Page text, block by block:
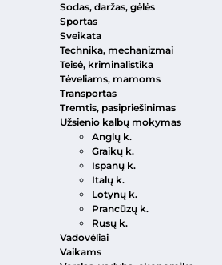
Sodas, daržas, gėlės
Sportas
Sveikata
Technika, mechanizmai
Teisė, kriminalistika
Tėveliams, mamoms
Transportas
Tremtis, pasipriešinimas
Užsienio kalbų mokymas
Anglų k.
Graikų k.
Ispanų k.
Italų k.
Lotynų k.
Prancūzų k.
Rusų k.
Vadovėliai
Vaikams